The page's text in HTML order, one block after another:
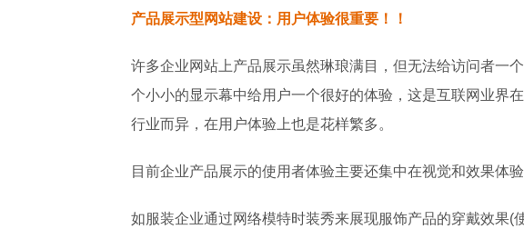
产品展示型网站建设：用户体验很重要！！
许多企业网站上产品展示虽然琳琅满目，但无法给访问者一
个小小的显示幕中给用户一个很好的体验，这是互联网业界
行业而异，在用户体验上也是花样繁多。
目前企业产品展示的使用者体验主要还集中在视觉和效果体
如服装企业通过网络模特时装秀来展现服饰产品的穿戴效果